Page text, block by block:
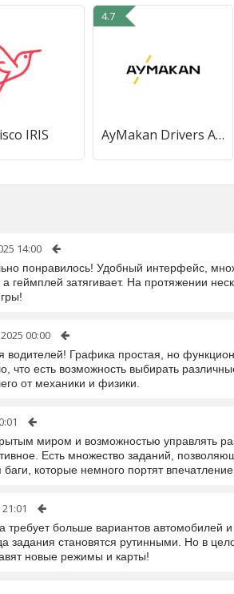
IRIS
4.7
AyMakan Drivers App
14:00
понравилось! Удобный интерфейс,
геймплей затягивает. На протяжении
00:00
Графика простая, но
что есть возможность выбирать
от механики и физики.
миром и возможностью управлять
Есть множество заданий,
баги, которые немного портят
требует больше вариантов автомобилей
задания становятся рутинными. Но в
новые режимы и карты!